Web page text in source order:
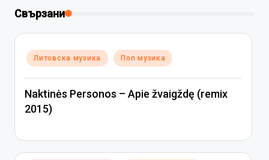
Свързани
Posted
in
Литовска музика Поп музика
Naktinės Personos – Apie žvaigždę (remix
2015)